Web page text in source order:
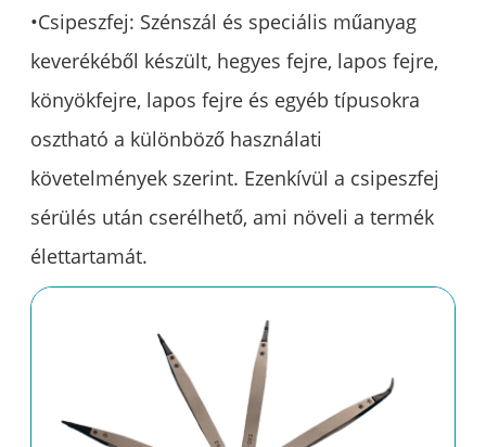
•Csipeszfej: Szénszál és speciális műanyag
keverékéből készült, hegyes fejre, lapos fejre,
könyökfejre, lapos fejre és egyéb típusokra
osztható a különböző használati
követelmények szerint. Ezenkívül a csipeszfej
sérülés után cserélhető, ami növeli a termék
élettartamát.